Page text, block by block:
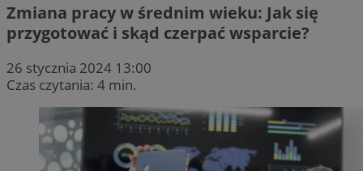
Zmiana pracy w średnim wieku: Jak się
przygotować i skąd czerpać wsparcie?
26 stycznia 2024 13:00
Czas czytania: 4 min.